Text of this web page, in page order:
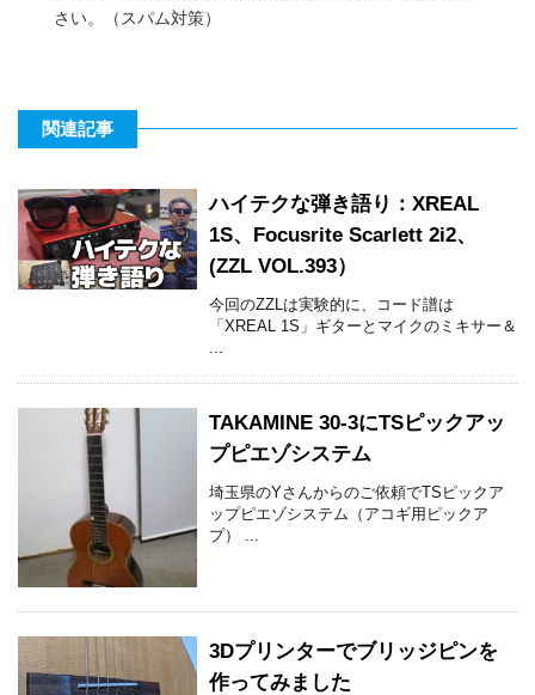
さい。（スパム対策）
関連記事
ハイテクな弾き語り：XREAL
1S、Focusrite Scarlett 2i2、
(ZZL VOL.393）
今回のZZLは実験的に、コード譜は
「XREAL 1S」ギターとマイクのミキサー＆
TAKAMINE 30-3にTSピックアッ
プピエゾシステム
埼玉県のYさんからのご依頼でTSピックア
ップピエゾシステム（アコギ用ピックア
プ） ...
3Dプリンターでブリッジピンを
作ってみました